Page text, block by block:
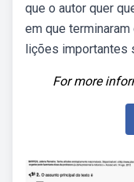
que o autor quer
em que
lições importantes
For more